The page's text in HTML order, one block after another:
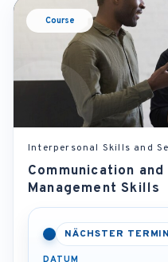
Course
Interpersonal Skills and
Communication
Management Skills
NÄCHSTER TERMIN
DATUM